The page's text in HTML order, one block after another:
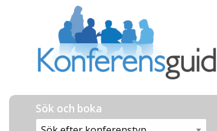
Sök och boka